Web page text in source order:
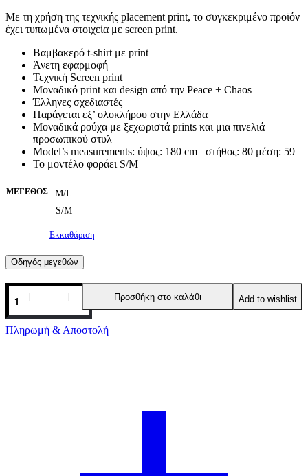
Με τη χρήση της τεχνικής placement print, το συγκεκριμένο προϊόν
έχει τυπωμένα στοιχεία με screen print.
Βαμβακερό t-shirt με print
Άνετη εφαρμοφή
Τεχνική Screen print
Μοναδικό print και design από την Peace + Chaos
Έλληνες σχεδιαστές
Παράγεται εξ’ ολοκλήρου στην Ελλάδα
Μοναδικά ρούχα με ξεχωριστά prints και μια πινελιά
προσωπικού στυλ
Model’s measurements: ύψος: 180 cm στήθος: 80 μέση: 59
Το μοντέλο φοράει S/M
ΜΈΓΕΘΟΣ
M/L
S/M
Εκκαθάριση
Οδηγός μεγεθών
AVIAN
SHIRT
ΠΡΑΣΙΝΟ
-
Προσθήκη στο καλάθι Add to wishlist
Πληρωμή & Αποστολή